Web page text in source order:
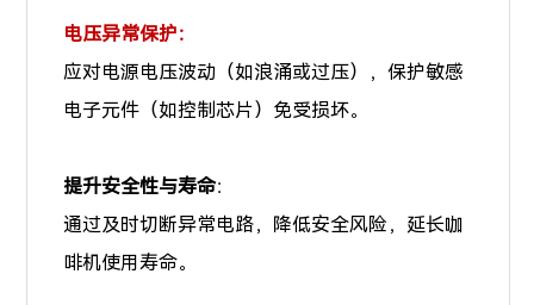
电压异常保护：
应对电源电压波动（如浪涌或过压），保护敏感
电子元件（如控制芯片）免受损坏。
提升安全性与寿命：
通过及时切断异常电路，降低安全风险，延长咖
啡机使用寿命。